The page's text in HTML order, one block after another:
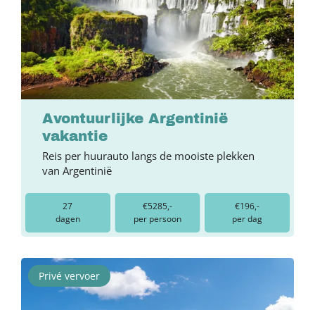
Avontuurlijke Argentinië
vakantie
Reis per huurauto langs de mooiste plekken
van Argentinië
27
dagen
€5285,-
per persoon
€196,-
per dag
Privé vervoer